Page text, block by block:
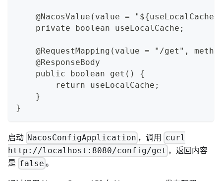
@NacosValue(value =
    private boolean useLocalCache;
@RequestMapping(value = "/get",
    @ResponseBody
    public boolean get() {
        return useLocalCache;
    }
}
启动 NacosConfigApplication ，调用 curl
http://localhost:8080/config/get ，返回内容
是 false 。